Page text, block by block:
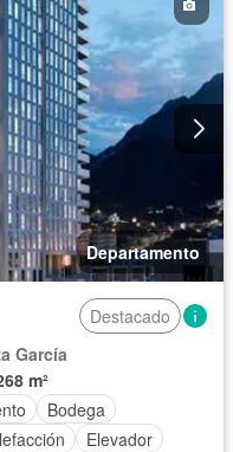
Departamento
Destacado
García
m²
Bodega
Elevador